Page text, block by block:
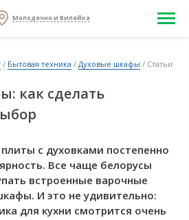
Молодечно и Вилейка
/ Бытовая техника / Духовые шкафы / Статьи
как сделать
с духовками постепенно
Все чаще белорусы
встроенные варочные
И это не удивительно:
для кухни смотрится очень